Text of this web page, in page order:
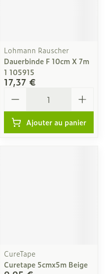
Lohmann Rauscher
Dauerbinde F 10cm X 7m
1 105915
17,37 €
Ajouter au panier
CureTape
Curetape 5cmx5m Beige